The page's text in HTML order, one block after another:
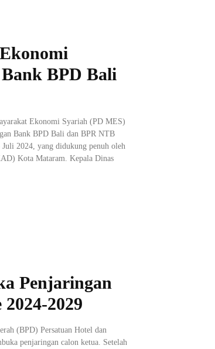
BPD Bali
Ekonomi Syariah (PD MES)
Bank BPD Bali dan BPR NTB
2024, yang didukung penuh oleh
Kota Mataram. Kepala Dinas
Penjaringan
2029
(BPD) Persatuan Hotel dan
penjaringan calon ketua. Setelah